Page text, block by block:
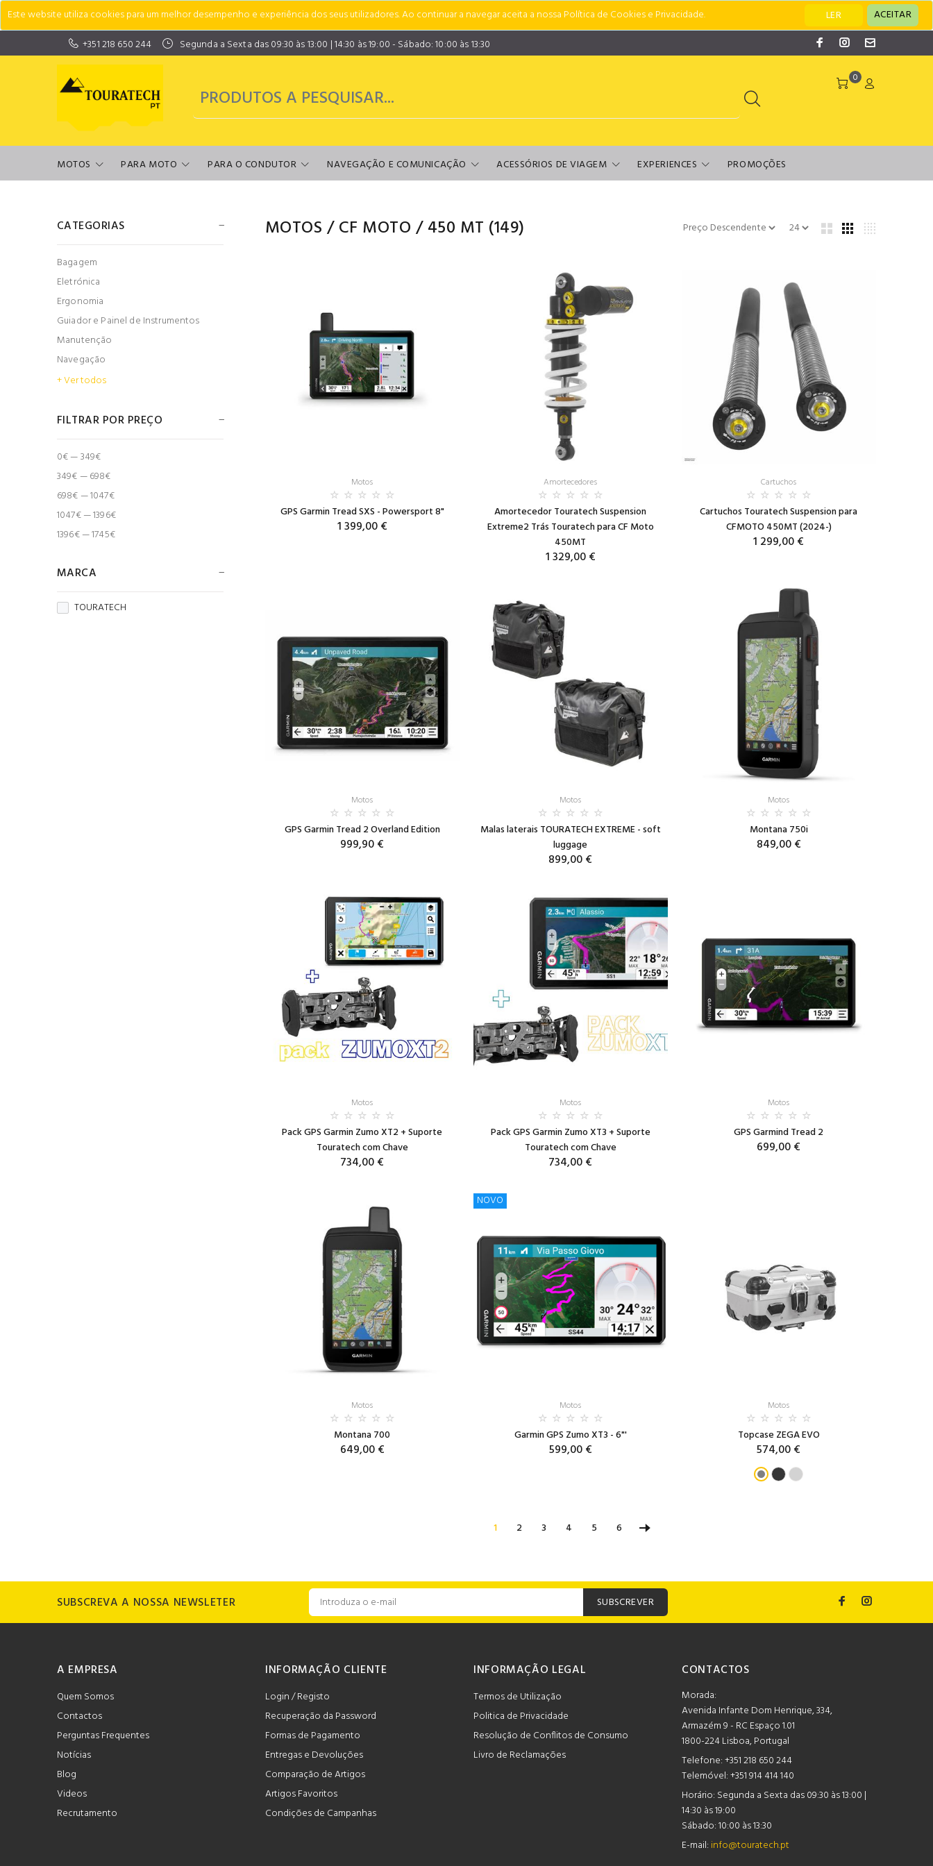
Este website utiliza cookies para um melhor desempenho e experiência dos seus utilizadores. Ao continuar a navegar aceita a nossa Política de Cookies e Privacidade. LER
ACEITAR
+351 218 650 244
Segunda a Sexta das 09:30 às 13:00 | 14:30 às 19:00 - Sábado: 10:00 às 13:30
0
MOTOS PARA MOTO PARA O CONDUTOR NAVEGAÇÃO E COMUNICAÇÃO ACESSÓRIOS DE VIAGEM EXPERIENCES PROMOÇÕES
CATEGORIAS
Bagagem
Eletrónica
Ergonomia
Guiador e Painel de Instrumentos
Manutenção
Navegação
+ Ver todos
FILTRAR POR PREÇO
0€ — 349€
349€ — 698€
698€ — 1047€
1047€ — 1396€
1396€ — 1745€
MARCA
TOURATECH
MOTOS / CF MOTO / 450 MT (149)
Motos
GPS Garmin Tread SXS - Powersport 8"
1 399,00 €
Amortecedores
Amortecedor Touratech Suspension
Extreme2 Trás Touratech para CF Moto
450MT
1 329,00 €
Cartuchos
Cartuchos Touratech Suspension para
CFMOTO 450MT (2024-)
1 299,00 €
Motos
GPS Garmin Tread 2 Overland Edition
999,90 €
Motos
Malas laterais TOURATECH EXTREME - soft
luggage
899,00 €
Motos
Montana 750i
849,00 €
Motos
Pack GPS Garmin Zumo XT2 + Suporte
Touratech com Chave
734,00 €
Motos
Pack GPS Garmin Zumo XT3 + Suporte
Touratech com Chave
734,00 €
Motos
GPS Garmind Tread 2
699,00 €
Motos
Montana 700
649,00 €
NOVO
Motos
Garmin GPS Zumo XT3 - 6"'
599,00 €
Motos
Topcase ZEGA EVO
574,00 €
1 2 3 4 5 6
SUBSCREVA A NOSSA NEWSLETER SUBSCREVER
A EMPRESA
Quem Somos
Contactos
Perguntas Frequentes
Notícias
Blog
Videos
Recrutamento
INFORMAÇÃO CLIENTE
Login / Registo
Recuperação da Password
Formas de Pagamento
Entregas e Devoluções
Comparação de Artigos
Artigos Favoritos
Condições de Campanhas
INFORMAÇÃO LEGAL
Termos de Utilização
Politica de Privacidade
Resolução de Conflitos de Consumo
Livro de Reclamações
CONTACTOS
Morada:
Avenida Infante Dom Henrique, 334,
Armazém 9 - RC Espaço 1.01
1800-224 Lisboa, Portugal
Telefone:+351 218 650 244
Telemóvel: +351 914 414 140
Horário: Segunda a Sexta das 09:30 às 13:00 |
14:30 às 19:00
Sábado: 10:00 às 13:30
E-mail: info@touratech.pt